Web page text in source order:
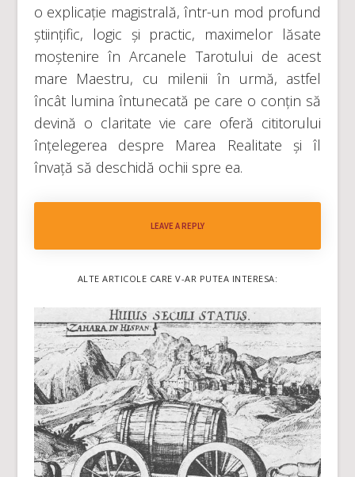
o explicație magistrală, într-un mod profund
științific, logic și practic, maximelor lăsate
moștenire în Arcanele Tarotului de acest
mare Maestru, cu milenii în urmă, astfel
încât lumina întunecată pe care o conțin să
devină o claritate vie care oferă cititorului
înțelegerea despre Marea Realitate și îl
învață să deschidă ochii spre ea.
LEAVE A REPLY
ALTE ARTICOLE CARE V-AR PUTEA INTERESA: